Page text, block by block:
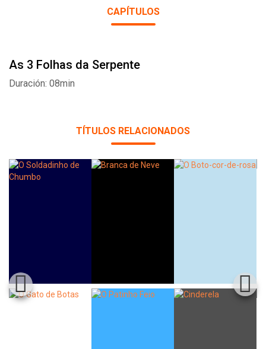
CAPÍTULOS
As 3 Folhas da Serpente
Duración: 08min
TÍTULOS RELACIONADOS